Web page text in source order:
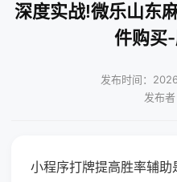
深度实战!微乐山东
件购买
发布时间：
发布
小程序打牌提高胜率辅